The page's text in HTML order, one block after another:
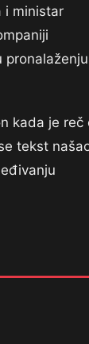
i ministar
pronalaženju
kada je reč
tekst